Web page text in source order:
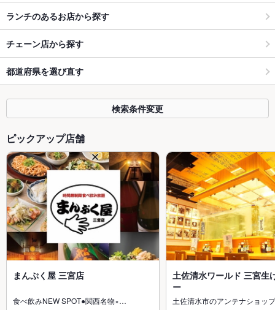
ランチのあるお店から探す
チェーン店から探す
都道府県を選び直す
検索条件変更
ピックアップ店舗
まんぷく屋 三宮店
食べ飲みNEW SPOT●関西名物×…
土佐清水ワールド 三宮生
ー
土佐清水市のアンテナショッ